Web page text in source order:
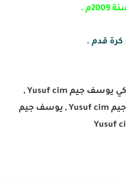
2009م .
كرة قدم .
تقرير عن الممثل التركي يوسف جيم Yusuf cim ,
الممثل التركي يوسف جيم Yusuf cim , يوسف جيم